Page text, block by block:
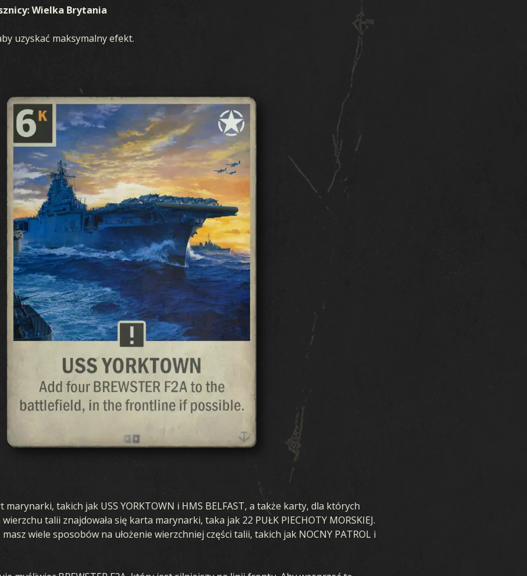
Wielka Brytania
uzyskać maksymalny efekt.
takich jak USS YORKTOWN i HMS BELFAST, a także karty, dla których
talii znajdowała się karta marynarki, taka jak 22 PUŁK PIECHOTY MORSKIEJ.
wiele sposobów na ułożenie wierzchniej części talii, takich jak NOCNY PATROL i
ROZSZERZENIE